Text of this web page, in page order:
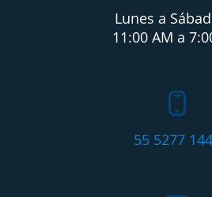
Lunes a
11:00 AM a
55 5277